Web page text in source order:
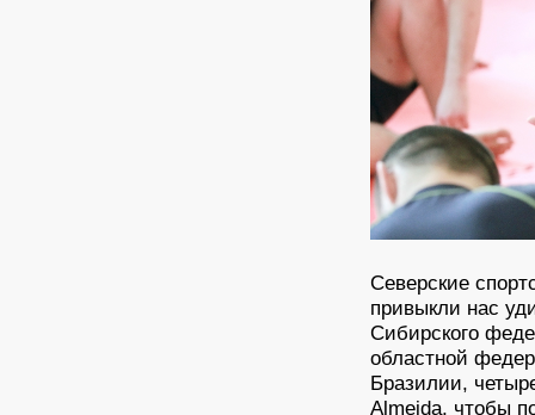
Северские
привыкли нас
Сибирского
областной
Бразилии,
Almeida, чтобы